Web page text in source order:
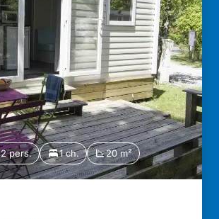
2 pers. 1 ch. 20 m²